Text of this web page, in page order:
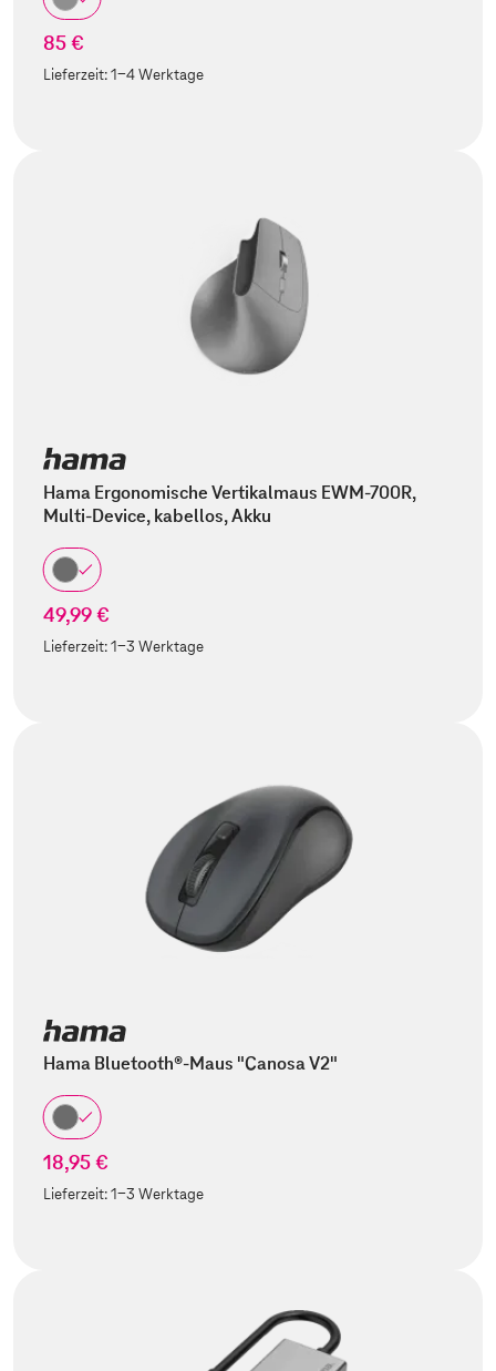
85 €
Lieferzeit:1-4 Werktage
Hama Ergonomische Vertikalmaus EWM-700R,
Multi-Device, kabellos, Akku
49,99 €
Lieferzeit:1-3 Werktage
Hama Bluetooth®-Maus "Canosa V2"
18,95 €
Lieferzeit:1-3 Werktage